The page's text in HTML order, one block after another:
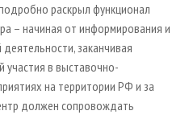
раскрыл функционал
– начиная от информирования и
заканчивая
участия в выставочно-
на территории РФ и за
должен сопровождать